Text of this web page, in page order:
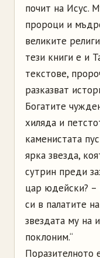
почит на Исус.
пророци и
великите
тези книги е и
текстове,
разказват
Богатите
хиляда и
каменистата
ярка звезда,
сутрин преди
цар юдейски? –
си в палатите
звездата му на
поклоним.“
Поразителното